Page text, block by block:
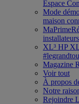
Espace
Mode
maison
XL³ HP
Magazine
Voir tout
À propos
Notre
Rejoindre